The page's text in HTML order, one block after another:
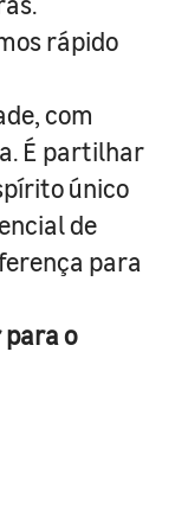
rápido
com
É partilhar
único
de
para
o